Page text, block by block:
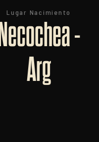
Lugar Nacimiento
Necochea -
Arg